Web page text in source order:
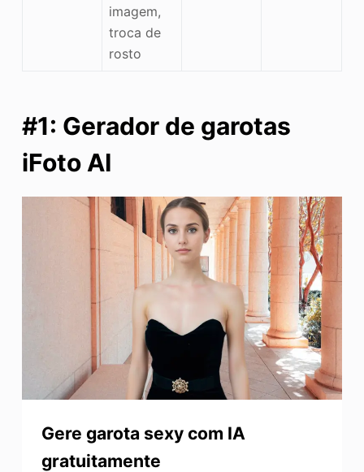
imagem,
troca de
rosto
#1: Gerador de garotas
iFoto AI
Gere garota sexy com IA
gratuitamente